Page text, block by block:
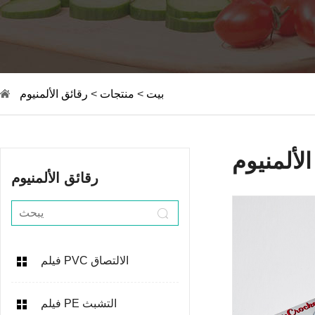
بيت > منتجات > رقائق الألمنيوم
رقائق الألمنيوم
فيلم PVC الالتصاق
فيلم PE التشبث